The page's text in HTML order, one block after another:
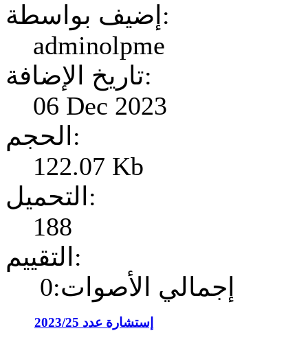
إضيف بواسطة:
adminolpme
تاريخ الإضافة:
06 Dec 2023
الحجم:
122.07 Kb
التحميل:
188
التقييم:
إجمالي الأصوات:0
إستشارة عدد 2023/25